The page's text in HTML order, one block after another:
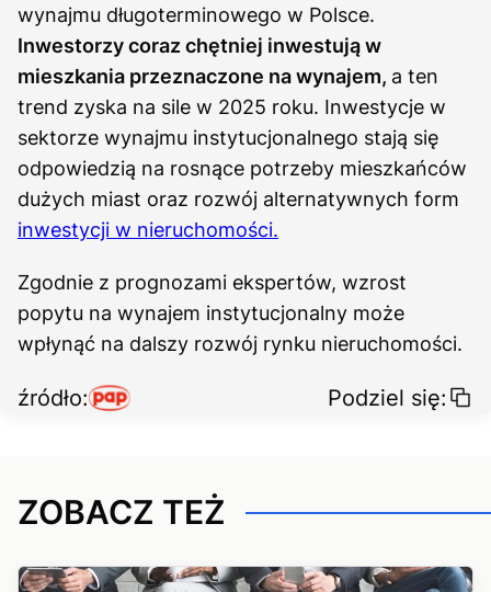
wynajmu długoterminowego w Polsce.
Inwestorzy coraz chętniej inwestują w
mieszkania przeznaczone na wynajem, a ten
trend zyska na sile w 2025 roku. Inwestycje w
sektorze wynajmu instytucjonalnego stają się
odpowiedzią na rosnące potrzeby mieszkańców
dużych miast oraz rozwój alternatywnych form
inwestycji w nieruchomości.
Zgodnie z prognozami ekspertów, wzrost
popytu na wynajem instytucjonalny może
wpłynąć na dalszy rozwój rynku nieruchomości.
źródło: Podziel się:
ZOBACZ TEŻ